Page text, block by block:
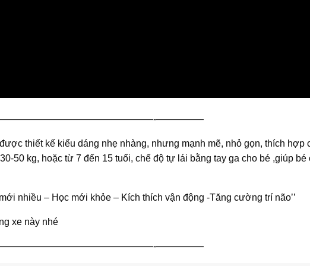
—————
thiết kế kiểu dáng nhẹ nhàng, nhưng mạnh mẽ, nhỏ gọn, thích hợp
50 kg, hoặc từ 7 đến 15 tuổi, chế độ tự lái bằng tay ga cho bé ,giúp bé
nhiều – Học mới khỏe – Kích thích vận động -Tăng cường trí não’’
xe này nhé
—————